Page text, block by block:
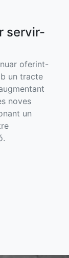
servir-
oferint-
un tracte
noves
un